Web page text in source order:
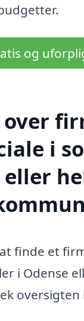
og
i
eller
finde et
i Odense
oversigten